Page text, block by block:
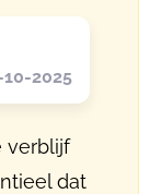
10-2025
verblijf
dat